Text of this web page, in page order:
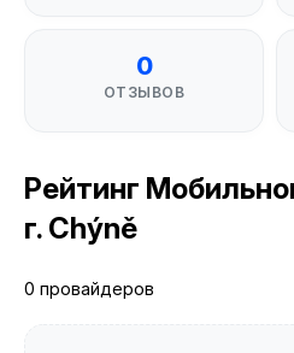
0
ОТЗЫВОВ
Рейтинг
г. Chýně
0 провайдеров